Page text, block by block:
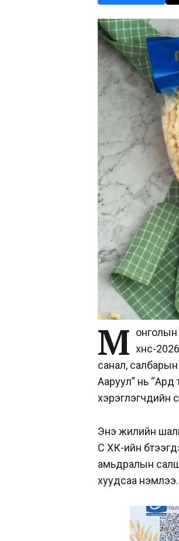
М онголын
хүнс-
санал,
Ааруул” нь “Ард
хэрэглэгчдийн
Энэ жилийн
Сүү ХК-ийн
амьдралын
хуудсаа нэмлээ.